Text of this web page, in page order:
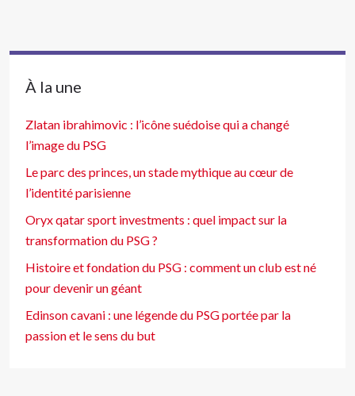
À la une
Zlatan ibrahimovic : l’icône suédoise qui a changé
l’image du PSG
Le parc des princes, un stade mythique au cœur de
l’identité parisienne
Oryx qatar sport investments : quel impact sur la
transformation du PSG ?
Histoire et fondation du PSG : comment un club est né
pour devenir un géant
Edinson cavani : une légende du PSG portée par la
passion et le sens du but